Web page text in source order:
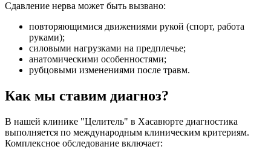
Сдавление нерва может быть вызвано:
​​повторяющимися движениями рукой (спорт, работа
руками);
​​силовыми нагрузками на предплечье;
​​анатомическими особенностями;
​​рубцовыми изменениями после травм.
Как мы ставим диагноз?
В нашей клинике "Целитель" в Хасавюрте диагностика
выполняется по международным клиническим критериям.
Комплексное обследование включает: